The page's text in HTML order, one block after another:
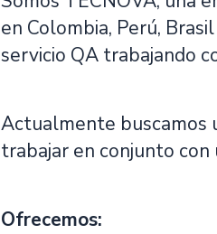
en Colombia, Perú,
servicio QA trabajando
Actualmente buscamos
trabajar en conjunto
Ofrecemos: